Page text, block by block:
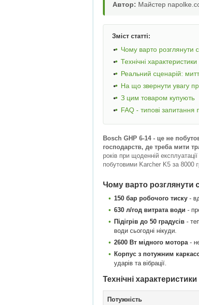
Автор: Майстер
Зміст статті:
Чому варто розглянути
Технічні характеристики
Реальний сценарій:
На що звернути увагу
З цим товаром купують
FAQ - типові запитання
Bosch GHP 6-14 - це не
господарств, де треба мити
років при щоденній
побутовими Karcher K5 за 8000
Чому варто розглянути
150 бар робочого тиску -
630 л/год витрата води -
Підігрів до 50 градусів -
води сьогодні нікуди.
2600 Вт мідного мотора-
Корпус з потужним
ударів та вібрації.
Технічні характеристики
Потужність